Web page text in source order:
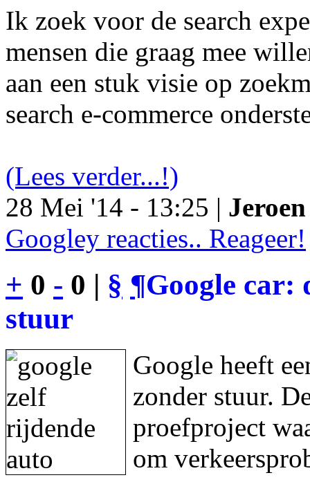
Ik zoek voor de search
mensen die graag mee
aan een stuk visie op
search e-commerce
(Lees verder...!)
28 Mei '14 - 13:25 |
Googley reacties.. Reageer!
+ 0 - 0 | § ¶Google car:
stuur
Google heeft
zonder stuur.
proefproject
om